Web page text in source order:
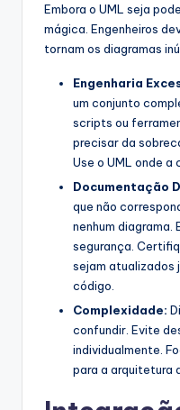
Embora o UML seja
mágica. Engenheiros
tornam os diagramas
Engenharia
um conjunto
scripts ou
precisar da
Use o UML onde a
Documentação
que não
nenhum diagrama.
segurança.
sejam atualizados
código.
Complexidade:
confundir. Evite
individualmente.
para a arquitetura